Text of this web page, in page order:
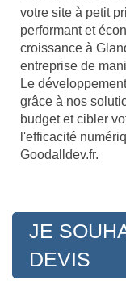
votre site à petit
performant et
croissance à
entreprise de
Le
grâce à nos
budget et cibler
l'efficacité
Goodalldev.fr.
JE
DEVIS